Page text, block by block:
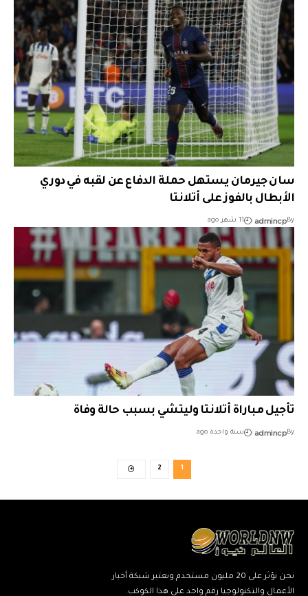
سان جيرمان يستهل حملة الدفاع عن لقبه في دوري
الأبطال بالفوز على أتلانتا
By
admincp 11 شهر ago
تأجيل مباراة أتلانتا وليتشي بسبب حالة وفاة
By
admincp سنة واحدة ago
1
2
نحن نؤثر على 20 مليون مستخدم ونعتبر شبكة أخبار
الأعمال والتكنولوجيا رقم واحد على هذا الكوكب.